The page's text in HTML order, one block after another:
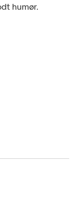
humør.